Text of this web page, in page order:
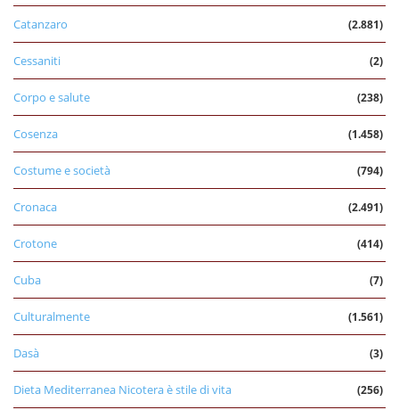
Catanzaro (2.881)
Cessaniti (2)
Corpo e salute (238)
Cosenza (1.458)
Costume e società (794)
Cronaca (2.491)
Crotone (414)
Cuba (7)
Culturalmente (1.561)
Dasà (3)
Dieta Mediterranea Nicotera è stile di vita (256)